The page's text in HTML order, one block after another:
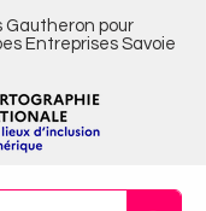
Gautheron pour
Entreprises Savoie